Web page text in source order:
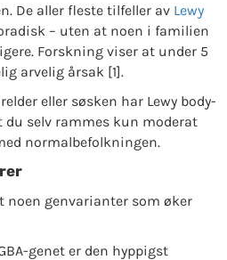
De aller fleste tilfeller av Lewy
– uten at noen i familien
Forskning viser at under 5
arvelig årsak [1].
eller søsken har Lewy body-
du selv rammes kun moderat
normalbefolkningen.
genvarianter som øker
genet er den hyppigst